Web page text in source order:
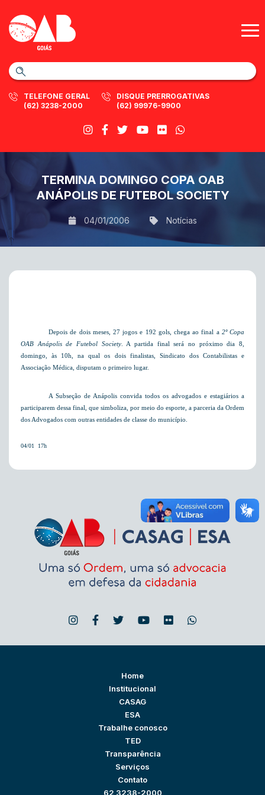
TELEFONE GERAL
(62) 3238-2000
DISQUE PRERROGATIVAS
(62) 99976-9900
TERMINA DOMINGO COPA OAB
ANÁPOLIS DE FUTEBOL SOCIETY
04/01/2006 Notícias
Depois de dois meses, 27 jogos e 192 gols, chega ao final a 2º Copa
OAB Anápolis de Futebol Society. A partida final será no próximo dia 8,
domingo, às 10h, na qual os dois finalistas, Sindicato dos Contabilistas e
Associação Médica, disputam o primeiro lugar.
A Subseção de Anápolis convida todos os advogados e estagiários a
participarem dessa final, que simboliza, por meio do esporte, a parceria da Ordem
dos Advogados com outras entidades de classe do município.
04/01  17h
Home
Institucional
CASAG
ESA
Trabalhe conosco
TED
Transparência
Serviços
Contato
62 3238-2000